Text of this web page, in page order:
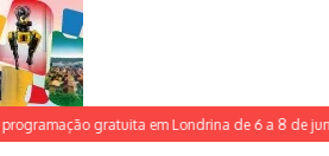
gratuita em Londrina de 6 a 8 de junho